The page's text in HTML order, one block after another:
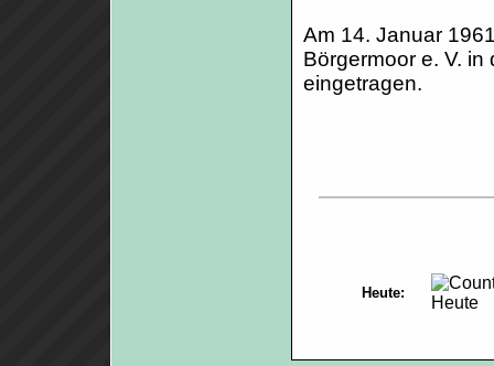
Am 14. Januar
Börgermoor e. V.
eingetragen.
Heute: